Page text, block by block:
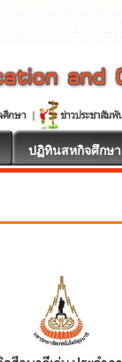
ปฏิทินสหกิจศึกษา